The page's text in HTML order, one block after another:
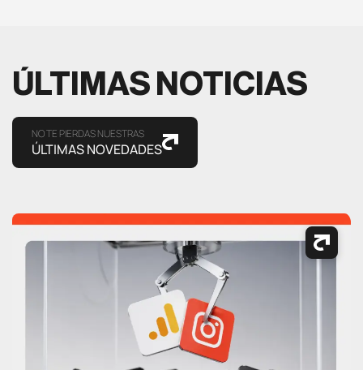
ÚLTIMAS NOTICIAS
NO TE PIERDAS NUESTRAS
ÚLTIMAS NOVEDADES